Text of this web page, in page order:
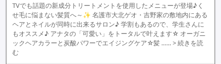
TVでも話題の新成分トリートメントを使用したメニューが登場♪く
せ毛に悩まない髪質へ～✨ 名護市大北ゲオ・吉野家の敷地内にある
ヘアとネイルが同時に出来るサロン♪ 学割もあるので、学生さんに
もオススメ♪ アナタの「可愛い」をトータルで叶えます☆ オーガニ
ックヘアカラーと炭酸パワーでエイジングケア☆髪 …… > 続きを読
む